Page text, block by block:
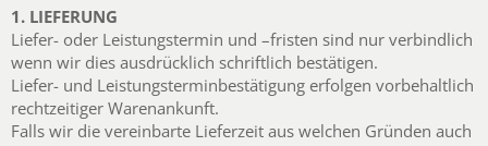
1. LIEFERUNG
Liefer- oder Leistungstermin und –fristen sind nur verbindlich
wenn wir dies ausdrücklich schriftlich bestätigen.
Liefer- und Leistungsterminbestätigung erfolgen vorbehaltlich
rechtzeitiger Warenankunft.
Falls wir die vereinbarte Lieferzeit aus welchen Gründen auch